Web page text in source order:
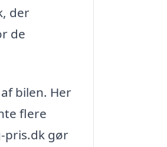
der
de
bilen. Her
flere
pris.dk gør